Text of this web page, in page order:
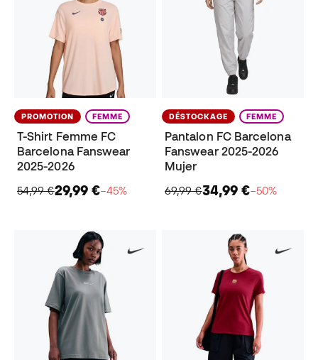
PROMOTION FEMME
T-Shirt Femme FC
Barcelona Fanswear
2025-2026
54,99 €29,99 €−45%
DÉSTOCKAGE FEMME
Pantalon FC Barcelona
Fanswear 2025-2026
Mujer
69,99 €34,99 €−50%